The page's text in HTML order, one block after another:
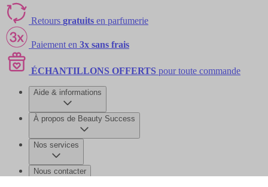
Retours gratuits en parfumerie
Paiement en 3x sans frais
ÉCHANTILLONS OFFERTS pour toute commande
Aide & informations
À propos de Beauty Success
Nos services
Nous contacter